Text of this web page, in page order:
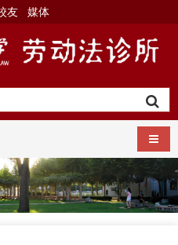
友 媒体
导航